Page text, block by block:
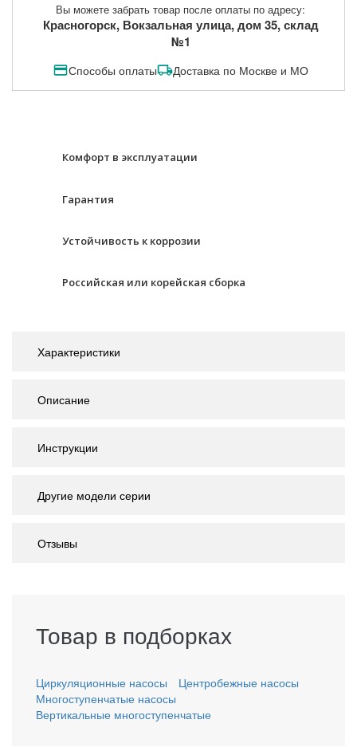
Вы можете забрать товар после оплаты по адресу:
Красногорск, Вокзальная улица, дом 35, склад
№1
Способы оплаты Доставка по Москве и МО
Комфорт в эксплуатации
Гарантия
Устойчивость к коррозии
Российская или корейская сборка
Характеристики
Описание
Инструкции
Другие модели серии
Отзывы
Товар в подборках
Циркуляционные насосы
Центробежные насосы
Многоступенчатые насосы
Вертикальные многоступенчатые